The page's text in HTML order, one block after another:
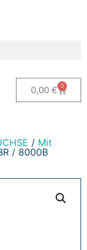
0,00 € 0
/ Mit
/ 8000B